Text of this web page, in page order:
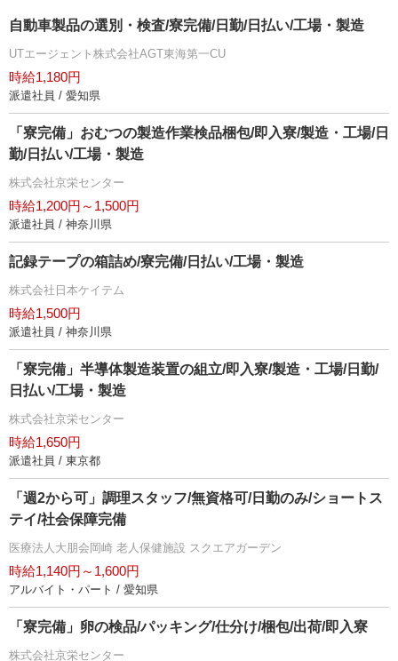
自動車製品の選別・検査/寮完備/日勤/日払い/工場・製造
UTエージェント株式会社AGT東海第一CU
時給1,180円
派遣社員 / 愛知県
「寮完備」おむつの製造作業検品梱包/即入寮/製造・工場/日
勤/日払い/工場・製造
株式会社京栄センター
時給1,200円～1,500円
派遣社員 / 神奈川県
記録テープの箱詰め/寮完備/日払い/工場・製造
株式会社日本ケイテム
時給1,500円
派遣社員 / 神奈川県
「寮完備」半導体製造装置の組立/即入寮/製造・工場/日勤/
日払い/工場・製造
株式会社京栄センター
時給1,650円
派遣社員 / 東京都
「週2から可」調理スタッフ/無資格可/日勤のみ/ショートス
テイ/社会保障完備
医療法人大朋会岡崎 老人保健施設 スクエアガーデン
時給1,140円～1,600円
アルバイト・パート / 愛知県
「寮完備」卵の検品/パッキング/仕分け/梱包/出荷/即入寮
株式会社京栄センター